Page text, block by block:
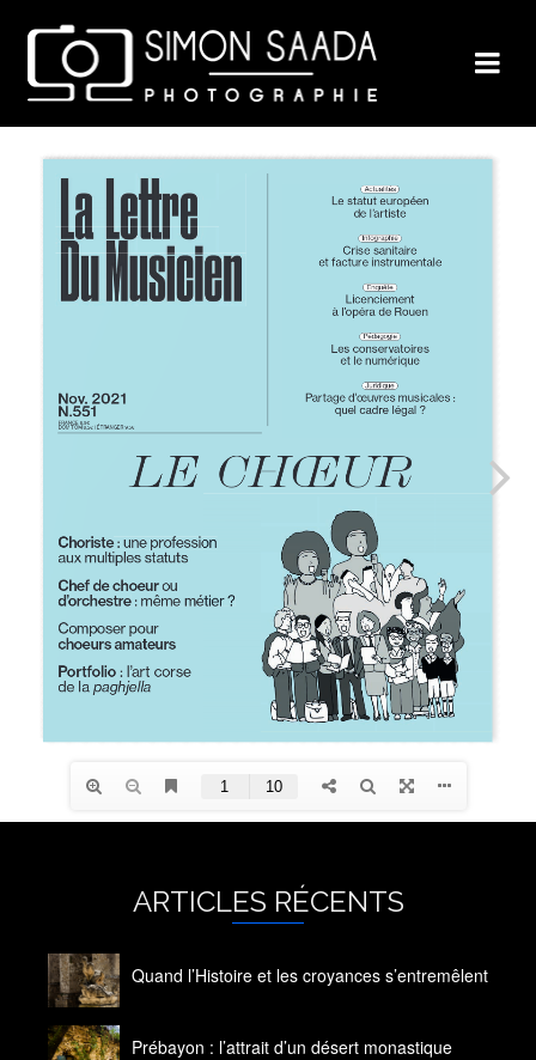
ARTICLES RÉCENTS
Quand l’Histoire et les croyances s’entremêlent
Prébayon : l’attrait d’un désert monastique